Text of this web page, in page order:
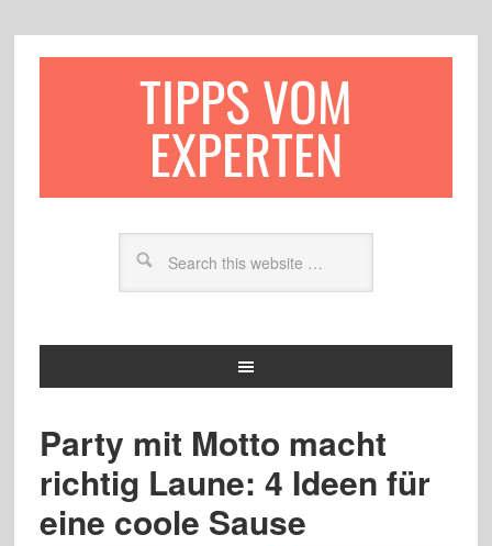
TIPPS VOM
EXPERTEN
Party mit Motto macht
richtig Laune: 4 Ideen für
eine coole Sause